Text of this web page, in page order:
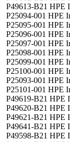
P49613-B21 HPE
P25094-001 HPE
P25095-001 HPE
P25096-001 HPE
P25097-001 HPE
P25098-001 HPE
P25099-001 HPE
P25100-001 HPE
P25093-001 HPE
P25101-001 HPE
P49619-B21 HPE
P49620-B21 HPE
P49621-B21 HPE
P49641-B21 HPE
P49598-B21 HPE